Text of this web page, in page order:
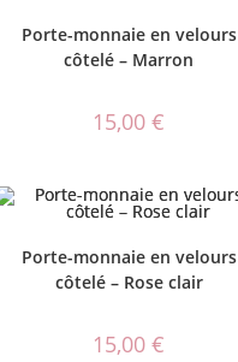
Porte-monnaie en velours
côtelé – Marron
15,00 €
Porte-monnaie en velours
côtelé – Rose clair
15,00 €